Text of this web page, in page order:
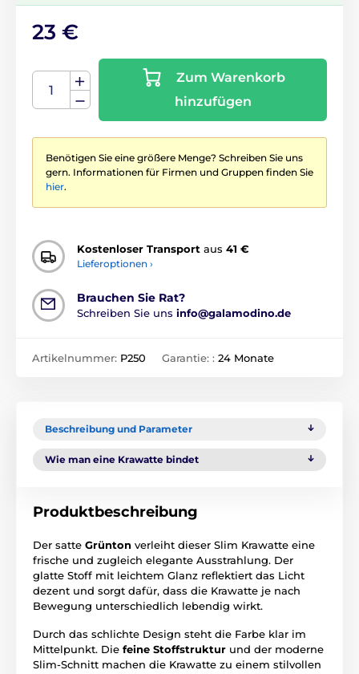
23 €
Zum Warenkorb
hinzufügen
Benötigen Sie eine größere Menge? Schreiben Sie uns
gern. Informationen für Firmen und Gruppen finden Sie
hier.
Kostenloser Transport aus 41 €
Lieferoptionen ›
Brauchen Sie Rat?
Schreiben Sie uns info@galamodino.de
Artikelnummer: P250 Garantie: : 24 Monate
Beschreibung und Parameter
Wie man eine Krawatte bindet
Produktbeschreibung
Der satte Grünton verleiht dieser Slim Krawatte eine
frische und zugleich elegante Ausstrahlung. Der
glatte Stoff mit leichtem Glanz reflektiert das Licht
dezent und sorgt dafür, dass die Krawatte je nach
Bewegung unterschiedlich lebendig wirkt.
Durch das schlichte Design steht die Farbe klar im
Mittelpunkt. Die feine Stoffstruktur und der moderne
Slim-Schnitt machen die Krawatte zu einem stilvollen